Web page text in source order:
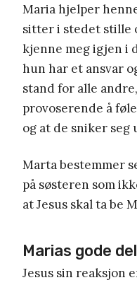
Maria hjelper
sitter i stedet stille
kjenne meg igjen i
hun har et ansvar
stand for alle
provoserende å
og at de sniker seg
Marta bestemmer
på søsteren som
at Jesus skal ta be
Marias gode del
Jesus sin reaksjon